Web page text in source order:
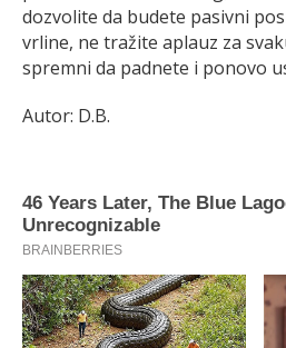
dozvolite da budete pasivni
vrline, ne tražite aplauz za
spremni da padnete i ponovo
Autor: D.B.